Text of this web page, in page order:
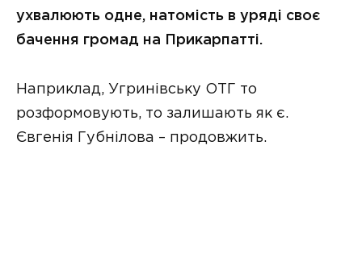
ухвалюють одне, натомість в уряді своє
бачення громад на Прикарпатті.
Наприклад, Угринівську ОТГ то
розформовують, то залишають як є.
Євгенія Губнілова – продовжить.